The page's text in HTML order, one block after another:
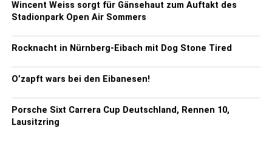
Wincent Weiss sorgt für Gänsehaut zum Auftakt des
Stadionpark Open Air Sommers
Rocknacht in Nürnberg-Eibach mit Dog Stone Tired
O’zapft wars bei den Eibanesen!
Porsche Sixt Carrera Cup Deutschland, Rennen 10,
Lausitzring